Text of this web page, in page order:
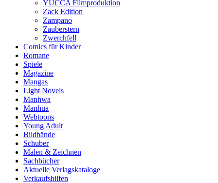
YUCCA Filmproduktion
Zack Edition
Zampano
Zauberstern
Zwerchfell
Comics für Kinder
Romane
Spiele
Magazine
Mangas
Light Novels
Manhwa
Manhua
Webtoons
Young Adult
Bildbände
Schuber
Malen & Zeichnen
Sachbücher
Aktuelle Verlagskataloge
Verkaufshilfen